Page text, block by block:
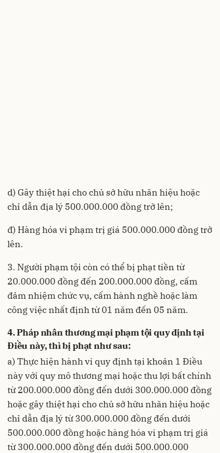
d) Gây thiệt hại cho chủ sở hữu nhãn hiệu hoặc
chỉ dẫn địa lý 500.000.000 đồng trở lên;
đ) Hàng hóa vi phạm trị giá 500.000.000 đồng trở
lên.
3. Người phạm tội còn có thể bị phạt tiền từ
20.000.000 đồng đến 200.000.000 đồng, cấm
đảm nhiệm chức vụ, cấm hành nghề hoặc làm
công việc nhất định từ 01 năm đến 05 năm.
4. Pháp nhân thương mại phạm tội quy định tại
Điều này, thì bị phạt như sau:
a) Thực hiện hành vi quy định tại khoản 1 Điều
này với quy mô thương mại hoặc thu lợi bất chính
từ 200.000.000 đồng đến dưới 300.000.000 đồng
hoặc gây thiệt hại cho chủ sở hữu nhãn hiệu hoặc
chỉ dẫn địa lý từ 300.000.000 đồng đến dưới
500.000.000 đồng hoặc hàng hóa vi phạm trị giá
từ 300.000.000 đồng đến dưới 500.000.000